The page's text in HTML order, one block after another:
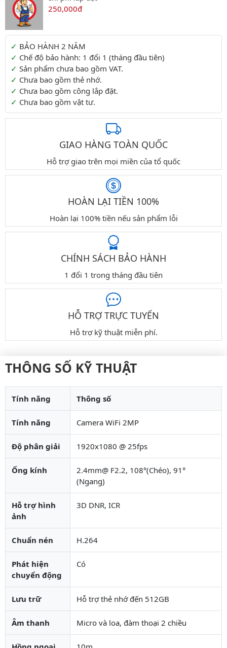
250,000đ
Thông tin thêm
BẢO HÀNH 2 NĂM
Chế độ bảo hành: 1 đổi 1 (tháng đầu tiên)
Sản phẩm chưa bao gồm VAT.
Chưa bao gồm thẻ nhớ.
Chưa bao gồm công lắp đặt.
Chưa bao gồm vật tư.
GIAO HÀNG TOÀN QUỐC
Hỗ trợ giao trên mọi miền của tổ quốc
HOÀN LẠI TIỀN 100%
Hoàn lại 100% tiền nếu sản phẩm lỗi
CHÍNH SÁCH BẢO HÀNH
1 đổi 1 trong tháng đầu tiên
HỖ TRỢ TRỰC TUYẾN
Hỗ trợ kỹ thuật miễn phí.
THÔNG SỐ KỸ THUẬT
Tính năng Thông số
Tính năng Camera WiFi 2MP
Độ phân giải 1920x1080 @ 25fps
Ống kính
2.4mm@ F2.2, 108°(Chéo), 91°
(Ngang)
Hỗ trợ hình
ảnh
3D DNR, ICR
Chuẩn nén H.264
Phát hiện
chuyển động
Có
Lưu trữ Hỗ trợ thẻ nhớ đến 512GB
Âm thanh Micro và loa, đàm thoại 2 chiều